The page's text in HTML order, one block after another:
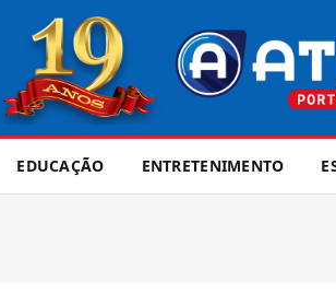
EDUCAÇÃO ENTRETENIMENTO